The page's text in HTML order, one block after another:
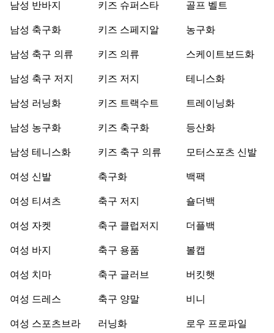
남성 반바지
남성 축구화
남성 축구 의류
남성 축구 저지
남성 러닝화
남성 농구화
남성 테니스화
여성 신발
여성 티셔츠
여성 자켓
여성 바지
여성 치마
여성 드레스
여성 스포츠브라
키즈 슈퍼스타
키즈 스페지알
키즈 의류
키즈 저지
키즈 트랙수트
키즈 축구화
키즈 축구 의류
축구화
축구 저지
축구 클럽저지
축구 용품
축구 글러브
축구 양말
러닝화
골프 벨트
농구화
스케이트보드화
테니스화
트레이닝화
등산화
모터스포츠 신발
백팩
숄더백
더플백
볼캡
버킷햇
비니
로우 프로파일